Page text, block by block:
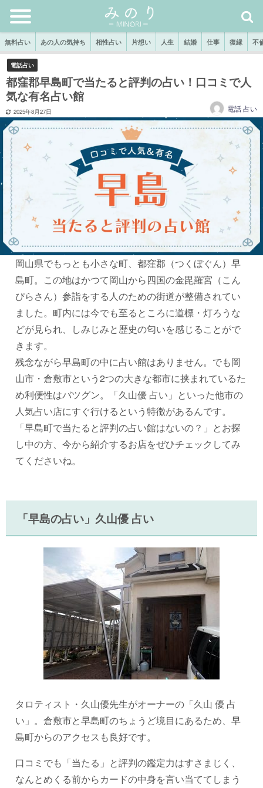
無料占い あの人の気持ち 相性占い 片想い 人生 結婚 仕事 復縁 不
電話占い
都窪郡早島町で当たると評判の占い！口コミで人
気な有名占い館
2025年8月27日 電話 占い
岡山県でもっとも小さな町、都窪郡（つくぼぐん）早
島町。この地はかつて岡山から四国の金毘羅宮（こん
ぴらさん）参詣をする人のための街道が整備されてい
ました。町内には今でも至るところに道標・灯ろうな
どが見られ、しみじみと歴史の匂いを感じることがで
きます。
残念ながら早島町の中に占い館はありません。でも岡
山市・倉敷市という2つの大きな都市に挟まれているた
め利便性はバツグン。「久山優 占い」といった他市の
人気占い店にすぐ行けるという特徴があるんです。
「早島町で当たると評判の占い館はないの？」とお探
し中の方、今から紹介するお店をぜひチェックしてみ
てくださいね。
「早島の占い」久山優 占い
タロティスト・久山優先生がオーナーの「久山 優 占
い」。倉敷市と早島町のちょうど境目にあるため、早
島町からのアクセスも良好です。
口コミでも「当たる」と評判の鑑定力はすさまじく、
なんとめくる前からカードの中身を言い当ててしまう